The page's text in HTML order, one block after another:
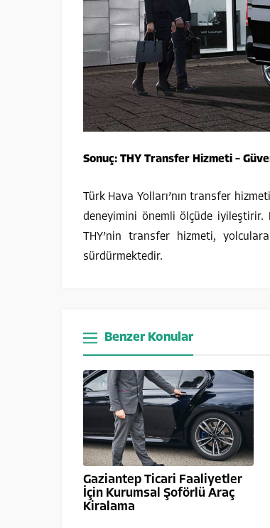
Sonuç: THY Transfer Hizmeti –
Türk Hava Yolları’nın transfer
deneyimini önemli ölçüde
THY’nin transfer hizmeti,
sürdürmektedir.
Benzer Konular
Gaziantep Ticari Faaliyetler
İçin Kurumsal Şoförlü Araç
Kiralama